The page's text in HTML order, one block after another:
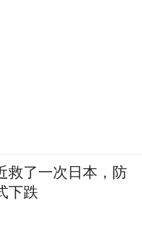
救了一次日本，防
下跌